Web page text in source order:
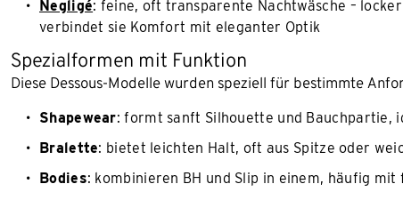
Negligé: feine, oft transparente Nachtwäsche –
verbindet sie Komfort mit eleganter Optik
Spezialformen mit Funktion
Diese Dessous-Modelle wurden speziell für bestimmte
Shapewear: formt sanft Silhouette und Bauchpartie,
Bralette: bietet leichten Halt, oft aus Spitze oder
Bodies: kombinieren BH und Slip in einem, häufig